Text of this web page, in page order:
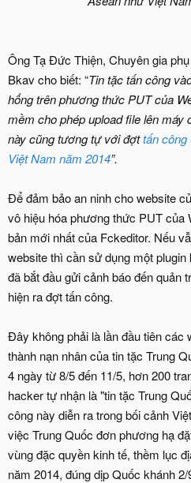
Ông Tạ Đức Thiện, Chuyên gia
Bkav cho biết: “Tin tặc tấn công
hổng trên phương thức PUT của
mềm cho phép upload file lên
này cũng tương tự với đợttấn công
Việt Nam năm 2014”.
Để đảm bảo an ninh cho website
vô hiệu hóa phương thức PUT của
bản mới nhất của Fckeditor. Nếu
website thì cần sử dụng một
đã bắt đầu gửi cảnh báo đến quản
hiện ra đợt tấn công.
Đây không phải là lần đầu tiên các
thành nạn nhân của tin tặc Trung
4 ngày từ 8/5 đến 11/5, hơn 200
hacker tự nhận là "tin tặc Trung
công này diễn ra trong bối cảnh
việc Trung Quốc đơn phương hạ
vùng đặc quyền kinh tế, thềm lục
năm 2014, đúng dịp Quốc khánh